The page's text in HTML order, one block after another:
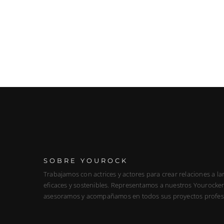
SOBRE YOUROCK
Trabajamos con actrices y actores para crear relaciones a
eficaces y sostenibles. Representamos a nuestros
asesoramos y acompañamos en todos sus proyectos